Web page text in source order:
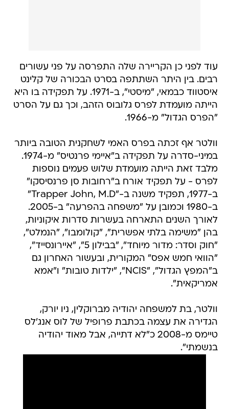
עוד לפני כן הקריירה שלה התפרסה על פני עשורים
רבים. בין היתר השתתפה בסרט הבכורה של קלינט
איסטווד כבמאי, "מיסטי", ב-1971. על תפקידה בו היא
הייתה מועמדת לפרס גלובוס הזהב, וכך גם על הסרט
"הפרס הגדול" מ-1966.
וולטר אף זכתה בפרס האמי לשחקנית הטובה ביותר
במיני-סדרה על תפקידה ב"איימי פרנטיס" מ-1974.
מלבד זאת הייתה מועמדת שלוש פעמים נוספות
לפרס - על תפקיד אורח ב"רחובות סן פרנסיסקו"
ב-1977, תפקיד משנה ב-"Trapper John, M.D"
ב-1980 וכמובן על "משפחה בהפרעה" ב-2005.
לאורך השנים התארחה בעשרות סדרות איקוניות,
בהן "משימה בלתי אפשרית", "קולומבו", "הנמלט",
"חוק וסדר: מדור מיוחד", "בבילון 5", "איירונסייד",
"הוואי חמש אפס" המקורית, ובעשור האחרון גם
ב"המפץ הגדול", "NCIS", "ילדות טובות" ו"אמא
אמריקאית".
וולטר, בת למשפחה יהודיה מברוקלין, ניו יורק,
הגדירה את עצמה בכתבת פרופיל של לוס אנג'לס
טיימס מ-2008 כ"לא דתייה, אבל מאוד יהודיה
בנשמתי".